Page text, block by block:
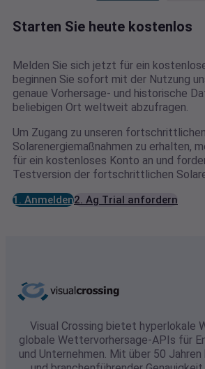
Starten Sie heute kostenlos
Melden Sie sich jetzt für ein
beginnen Sie sofort mit der Nutzung
genaue Vorhersage- und historische
beliebigen Ort weltweit abzufragen.
Um Zugang zu unseren fortschrittlichen
Solarenergiemaßnahmen zu erhalten,
für ein kostenloses Konto an und
Testversion der fortschrittlichen
1. Anmelden2. Ag Trial anfordern
Visual Crossing bietet hyperlokale
globale Wettervorhersage-APIs für
und Unternehmen. Mit über 50